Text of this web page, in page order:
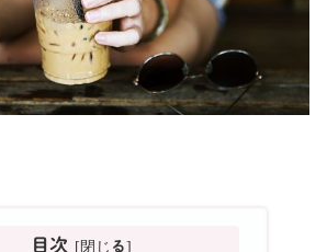
目次